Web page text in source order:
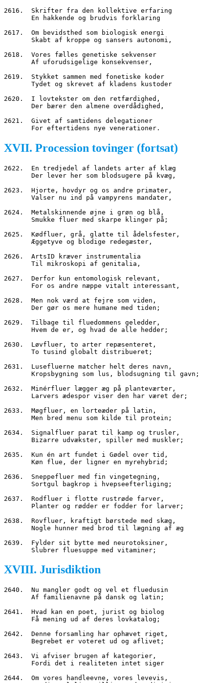
2616.  Skrifter fra den kollektive erfaring
       En hakkende og brudvis forklaring
2617.  Om bevidsthed som biologisk energi
       Skabt af kroppe og sansers autonomi,
2618.  Vores fælles genetiske sekvenser
       Af uforudsigelige konsekvenser,
2619.  Stykket sammen med fonetiske koder
       Tydet og skrevet af kladens kustoder
2620.  I lovtekster om den retfærdighed,
       Der bærer den almene overdådighed,
2621.  Givet af samtidens delegationer
       For eftertidens nye venerationer.
XVII. Procession tovinger (fortsat)
2622.  En tredjedel af landets arter af klæg
       Der lever her som blodsugere på kvæg,
2623.  Hjorte, hovdyr og os andre primater,
       Valser nu ind på vampyrens mandater,
2624.  Metalskinnende øjne i grøn og blå,
       Smukke fluer med skarpe klinger på;
2625.  Kødfluer, grå, glatte til ådelsfester,
       Æggetyve og blodige redegæster,
2626.  ArtsID kræver instrumentalia
       Til mikroskopi af genitalia,
2627.  Derfor kun entomologisk relevant,
       For os andre næppe vitalt interessant,
2628.  Men nok værd at fejre som viden,
       Der gør os mere humane med tiden;
2629.  Tilbage til fluedommens geledder,
       Hvem de er, og hvad de alle hedder;
2630.  Løvfluer, to arter repæsenteret,
       To tusind globalt distribueret;
2631.  Lusefluerne matcher helt deres navn,
       Kropsbygning som lus, blodsugning til gavn;
2632.  Minérfluer lægger æg på planteværter,
       Larvers ædespor viser den har været der;
2633.  Møgfluer, en lorteæder på latin,
       Men bred menu som kilde til protein;
2634.  Signalfluer parat til kamp og trusler,
       Bizarre udvækster, spiller med muskler;
2635.  Kun én art fundet i Gødel over tid,
       Køn flue, der ligner en myrehybrid;
2636.  Sneppefluer med fin vingetegning,
       Sortgul bagkrop i hvepseefterliging;
2637.  Rodfluer i flotte rustrøde farver,
       Planter og rødder er fodder for larver;
2638.  Rovfluer, kraftigt børstede med skæg,
       Nogle hunner med brod til lægning af æg
2639.  Fylder sit bytte med neurotoksiner,
       Slubrer fluesuppe med vitaminer;
XVIII. Jurisdiktion
2640.  Nu mangler godt og vel et fluedusin
       Af familienavne på dansk og latin;
2641.  Hvad kan en poet, jurist og biolog
       Få mening ud af deres lovkatalog;
2642.  Denne forsamling har ophævet riget,
       Begrebet er voteret ud og aflivet;
2643.  Vi afviser brugen af kategorier,
       Fordi det i realiteten intet siger
2644.  Om vores handleevne, vores levevis,